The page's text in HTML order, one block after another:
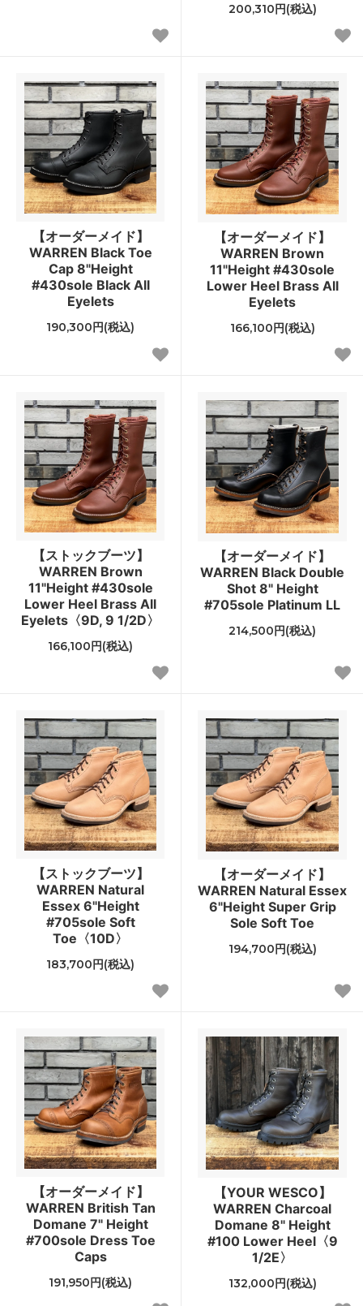
200,310円(税込)
【オーダーメイド】
WARREN Black Toe
Cap 8"Height
#430sole Black All
Eyelets
190,300円(税込)
【オーダーメイド】
WARREN Brown
11"Height #430sole
Lower Heel Brass All
Eyelets
166,100円(税込)
【ストックブーツ】
WARREN Brown
11"Height #430sole
Lower Heel Brass All
Eyelets〈9D, 9 1/2D〉
166,100円(税込)
【オーダーメイド】
WARREN Black Double
Shot 8" Height
#705sole Platinum LL
214,500円(税込)
【ストックブーツ】
WARREN Natural
Essex 6"Height
#705sole Soft
Toe〈10D〉
183,700円(税込)
【オーダーメイド】
WARREN Natural Essex
6"Height Super Grip
Sole Soft Toe
194,700円(税込)
【オーダーメイド】
WARREN British Tan
Domane 7" Height
#700sole Dress Toe
Caps
191,950円(税込)
【YOUR WESCO】
WARREN Charcoal
Domane 8" Height
#100 Lower Heel〈9
1/2E〉
132,000円(税込)